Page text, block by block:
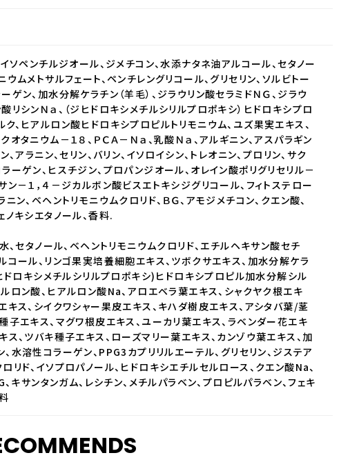
イソペンチルジオール、ジメチコン、水添ナタネ油アルコール、セタノー
ウムメトサルフェート、ペンチレングリコール、グリセリン、ソルビトー
ゲン、加水分解ケラチン（羊毛）、ジラウリン酸セラミドＮＧ、ジラウ
リシンＮａ、（ジヒドロキシメチルシリルプロポキシ）ヒドロキシプロ
、ヒアルロン酸ヒドロキシプロピルトリモニウム、ユズ果実エキス、
オタニウム－１８、ＰＣＡ－Ｎａ、乳酸Ｎａ、アルギニン、アスパラギン
、アラニン、セリン、バリン、イソロイシン、トレオニン、プロリン、サク
ーゲン、ヒスチジン、プロパンジオール、オレイン酸ポリグリセリル－
ン－１，４－ジカルボン酸ビスエトキシジグリコール、フィトステロー
ニン、ベヘントリモニウムクロリド、ＢＧ、アモジメチコン、クエン酸、
ノキシエタノール、香料.
水、セタノール、ベヘントリモニウムクロリド、エチルヘキサン酸セチ
コール、リンゴ果実培養細胞エキス、ツボクサエキス、加水分解ケラ
ドロキシメチルシリルプロポキシ)ヒドロキシプロピル加水分解シル
ロン酸、ヒアルロン酸Na、アロエベラ葉エキス、シャクヤク根エキ
キス、シイクワシャー果皮エキス、キハダ樹皮エキス、アシタバ葉/茎
子エキス、マグワ根皮エキス、ユーカリ葉エキス、ラベンダー花エキ
ス、ツバキ種子エキス、ローズマリー葉エキス、カンゾウ葉エキス、加
水溶性コラーゲン、PPG3カプリリルエーテル、グリセリン、ジステア
リド、イソプロパノール、ヒドロキシエチルセルロース、クエン酸Na、
、キサンタンガム、レシチン、メチルパラベン、プロピルパラベン、フェキ